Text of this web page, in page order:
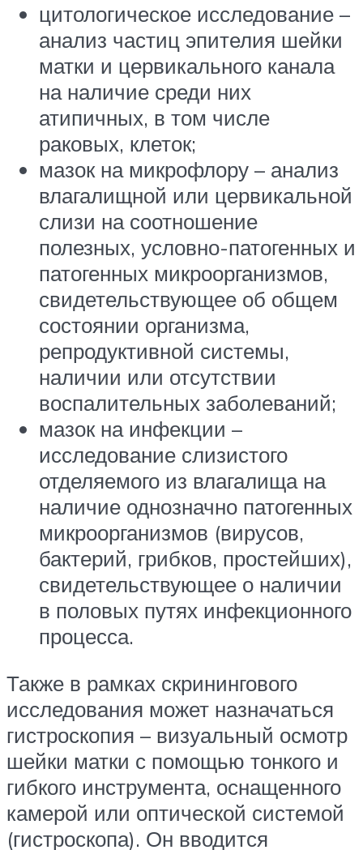
цитологическое исследование –
анализ частиц эпителия шейки
матки и цервикального канала
на наличие среди них
атипичных, в том числе
раковых, клеток;
мазок на микрофлору – анализ
влагалищной или цервикальной
слизи на соотношение
полезных, условно-патогенных и
патогенных микроорганизмов,
свидетельствующее об общем
состоянии организма,
репродуктивной системы,
наличии или отсутствии
воспалительных заболеваний;
мазок на инфекции –
исследование слизистого
отделяемого из влагалища на
наличие однозначно патогенных
микроорганизмов (вирусов,
бактерий, грибков, простейших),
свидетельствующее о наличии
в половых путях инфекционного
процесса.
Также в рамках скринингового
исследования может назначаться
гистроскопия – визуальный осмотр
шейки матки с помощью тонкого и
гибкого инструмента, оснащенного
камерой или оптической системой
(гистроскопа). Он вводится